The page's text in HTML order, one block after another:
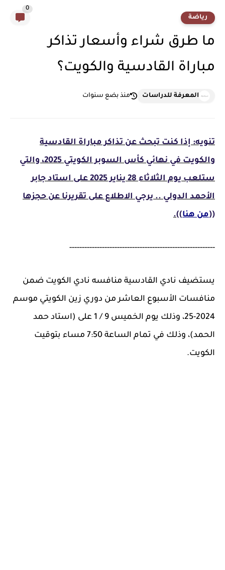
رياضة
0
ما طرق شراء وأسعار تذاكر
مباراة القادسية والكويت؟
المعرفة للدراسات منذ بضع سنوات
تنويه: إذا كنت تبحث عن تذاكر مباراة القادسية
والكويت في نهائي كأس السوبر الكويتي 2025، والتي
ستلعب يوم الثلاثاء 28 يناير 2025 على استاد جابر
الأحمد الدولي .. يرجي الاطلاع على تقريرنا عن حجزها
((من هنا)).
----------------------------------------------------------
يستضيف نادي القادسية منافسه نادي الكويت ضمن
منافسات الأسبوع العاشر من دوري زين الكويتي موسم
2024-25، وذلك يوم الخميس 9 / 1 على (استاد حمد
الحمد)، وذلك في تمام الساعة 7:50 مساء بتوقيت
الكويت.